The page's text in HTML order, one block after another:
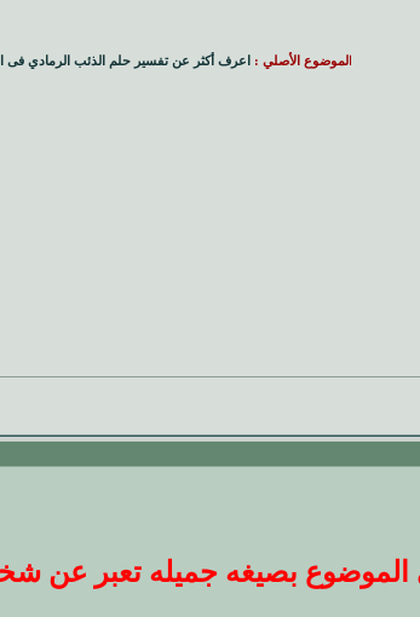
الموضوع الأصلي : اعرف أكثر عن تفسير حلم الذئب الرمادي فى
بصيغه جميله تعبر عن